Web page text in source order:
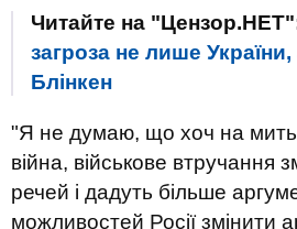
Читайте на
загроза не лише України,
Блінкен
"Я не думаю, що хоч на
війна, військове втручання
речей і дадуть більше
можливостей Росії змінити